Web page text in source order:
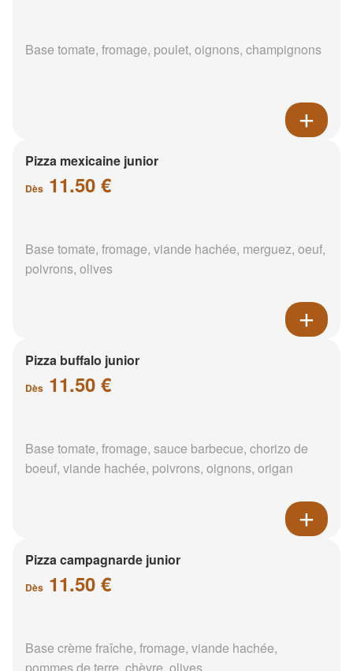
Base tomate, fromage, poulet, oignons, champignons
Pizza mexicaine junior
Dès 11.50 €
Base tomate, fromage, viande hachée, merguez, oeuf,
poivrons, olives
Pizza buffalo junior
Dès 11.50 €
Base tomate, fromage, sauce barbecue, chorizo de
boeuf, viande hachée, poivrons, oignons, origan
Pizza campagnarde junior
Dès 11.50 €
Base crème fraîche, fromage, viande hachée,
pommes de terre, chèvre, olives